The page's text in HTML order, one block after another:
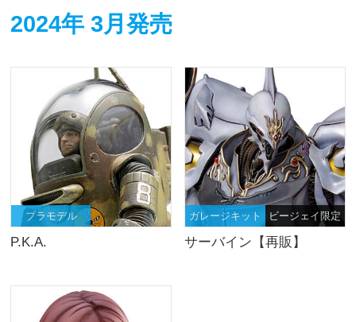
2024年 3月発売
プラモデル
P.K.A.
ガレージキット ビージェイ限定
サーバイン【再販】